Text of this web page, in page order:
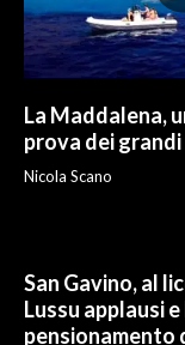
La Maddalena,
prova dei grandi
Nicola Scano
San Gavino, al
Lussu applausi
pensionamento